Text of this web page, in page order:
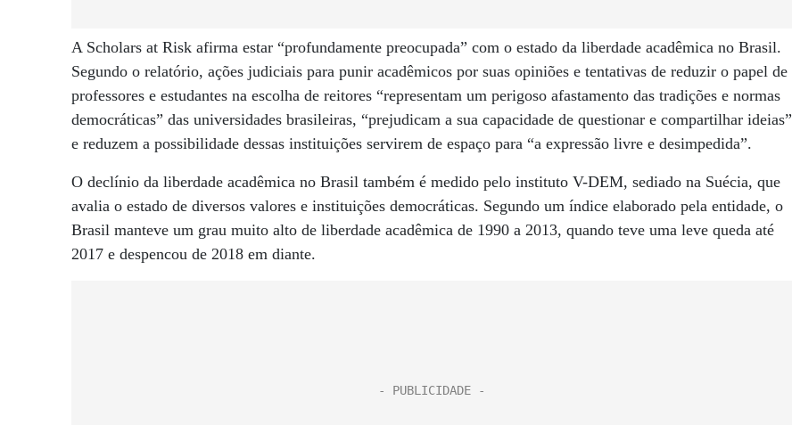
A Scholars at Risk afirma estar “profundamente preocupada” com o estado da liberdade acadêmica no Brasil.
Segundo o relatório, ações judiciais para punir acadêmicos por suas opiniões e tentativas de reduzir o papel de
professores e estudantes na escolha de reitores “representam um perigoso afastamento das tradições e normas
democráticas” das universidades brasileiras, “prejudicam a sua capacidade de questionar e compartilhar ideias”
e reduzem a possibilidade dessas instituições servirem de espaço para “a expressão livre e desimpedida”.
O declínio da liberdade acadêmica no Brasil também é medido pelo instituto V-DEM, sediado na Suécia, que
avalia o estado de diversos valores e instituições democráticas. Segundo um índice elaborado pela entidade, o
Brasil manteve um grau muito alto de liberdade acadêmica de 1990 a 2013, quando teve uma leve queda até
2017 e despencou de 2018 em diante.